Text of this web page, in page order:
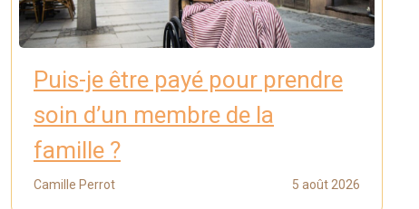
Puis-je être payé pour prendre
soin d’un membre de la
famille ?
Camille Perrot 5 août 2026